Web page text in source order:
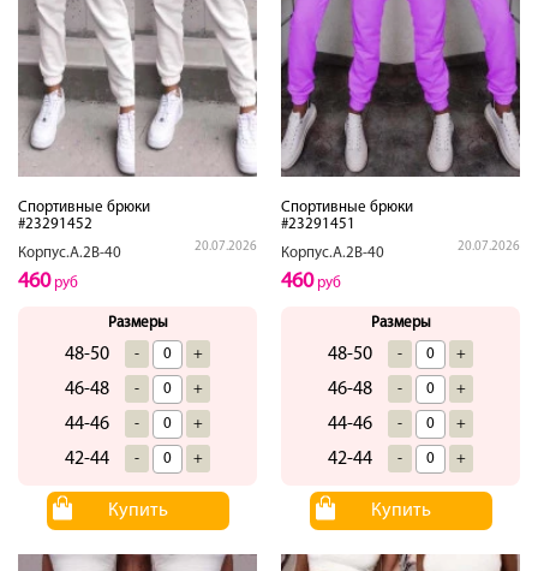
Спортивные брюки
#23291452
Корпус.А.2В-40
20.07.2026
460руб
Размеры
48-50 - +
46-48 - +
44-46 - +
42-44 - +
Купить
Спортивные брюки
#23291451
Корпус.А.2В-40
20.07.2026
460руб
Размеры
48-50 - +
46-48 - +
44-46 - +
42-44 - +
Купить